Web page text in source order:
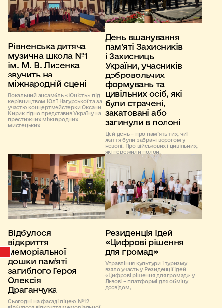
Рівненська дитяча
музична школа №1
ім. М. В. Лисенка
звучить на
міжнародній сцені
Вокальний ансамбль «Юність» під
керівництвом Юлії Нагурської та за
участю концертмейстерки Оксани
Кирик гідно представив Україну на
престижних міжнародних
мистецьких
День вшанування
пам’яті Захисників
і Захисниць
України, учасників
добровольчих
формувань та
цивільних осіб, які
були страчені,
закатовані або
загинули в полоні
Цей день – про пам’ять тих, чиї
життя були забрані ворогом у
неволі. Про військових і цивільних,
які пережили полон,
Відбулося
відкриття
меморіальної
дошки пам’яті
загиблого Героя
Олексія
Драганчука
Сьогодні на фасаді ліцею №12
Резиденція ідей
«Цифрові рішення
для громад»
Управління культури і туризму
взяло участь у Резиденції ідей
«Цифрові рішення для громад» у
Львові – платформі для обміну
досвідом,